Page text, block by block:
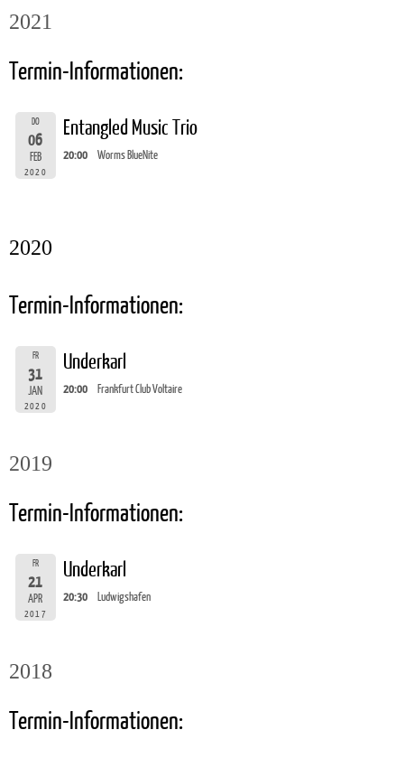
2021
Termin-Informationen:
DO
06
FEB
2020
Entangled Music Trio
20:00 Worms BlueNite
2020
Termin-Informationen:
FR
31
JAN
2020
Underkarl
20:00 Frankfurt Club Voltaire
2019
Termin-Informationen:
FR
21
APR
2017
Underkarl
20:30 Ludwigshafen
2018
Termin-Informationen: